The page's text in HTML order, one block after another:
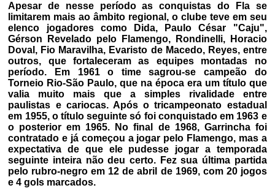
Apesar de nesse período as conquistas do Fla se
limitarem mais ao âmbito regional, o clube teve em seu
elenco jogadores como Dida, Paulo César "Caju",
Gérson Revelado pelo Flamengo, Rondinelli, Horacio
Doval, Fio Maravilha, Evaristo de Macedo, Reyes, entre
outros, que fortaleceram as equipes montadas no
período. Em 1961 o time sagrou-se campeão do
Torneio Rio-São Paulo, que na época era um título que
valia muito mais que a simples rivalidade entre
paulistas e cariocas. Após o tricampeonato estadual
em 1955, o título seguinte só foi conquistado em 1963 e
o posterior em 1965. No final de 1968, Garrincha foi
contratado e já começou a jogar pelo Flamengo, mas a
expectativa de que ele pudesse jogar a temporada
seguinte inteira não deu certo. Fez sua última partida
pelo rubro-negro em 12 de abril de 1969, com 20 jogos
e 4 gols marcados.